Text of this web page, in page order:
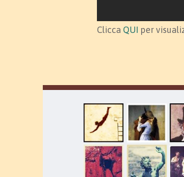
Clicca QUI per